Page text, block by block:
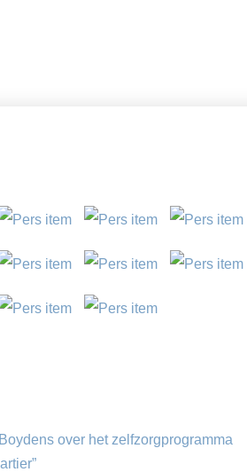
over het zelfzorgprogramma